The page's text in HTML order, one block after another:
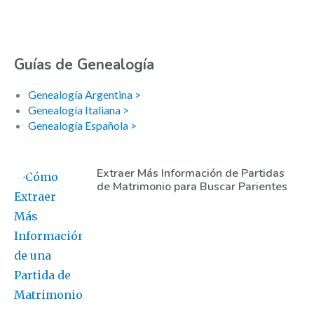
Guías de Genealogía
Genealogía Argentina >
Genealogía Italiana >
Genealogía Española >
Extraer Más Información de Partidas
de Matrimonio para Buscar Parientes